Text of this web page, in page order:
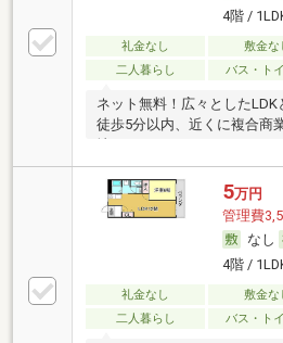
4階 /
礼金なし 敷金な
二人暮らし
バス・ト
ネット無料！広々とした
徒歩5分以内、近くに複合商
5万円
管理費
なし
4階 /
礼金なし 敷金な
二人暮らし
バス・ト